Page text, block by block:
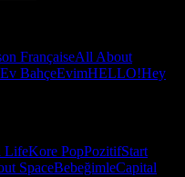
FrançaiseAll About
Ev BahçeEvimHELLO!Hey
LifeKore PopPozitifStart
SpaceBebeğimleCapital